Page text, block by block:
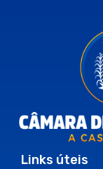
Links úteis